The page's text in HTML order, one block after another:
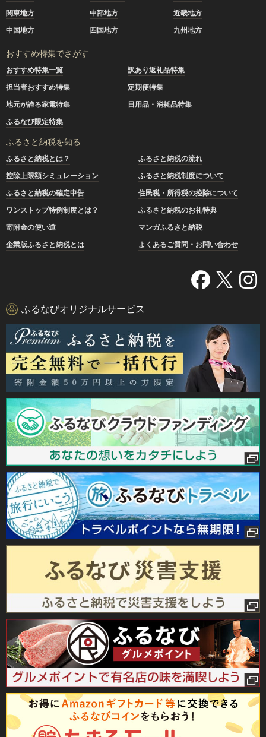
関東地方
中部地方
近畿地方
中国地方
四国地方 九州地方
おすすめ特集でさがす
おすすめ特集一覧
訳あり返礼品特集
担当者おすすめ特集
定期便特集
地元が誇る家電特集
日用品・消耗品特集
ふるなび限定特集
ふるさと納税を知る
ふるさと納税とは？
ふるさと納税の流れ
控除上限額シミュレーション
ふるさと納税制度について
ふるさと納税の確定申告
住民税・所得税の控除について
ワンストップ特例制度とは？
ふるさと納税のお礼特典
寄附金の使い道
マンガふるさと納税
企業版ふるさと納税とは
よくあるご質問・お問い合わせ
ふるなびオリジナルサービス